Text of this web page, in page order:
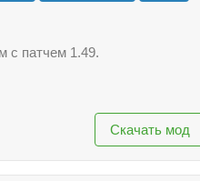
с патчем 1.49.
Скачать мод